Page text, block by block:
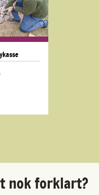
nok forklart?